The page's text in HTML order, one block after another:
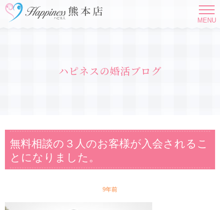
MENU
ハピネスの婚活ブログ
無料相談の３人のお客様が入会されるこ
とになりました。
9年前